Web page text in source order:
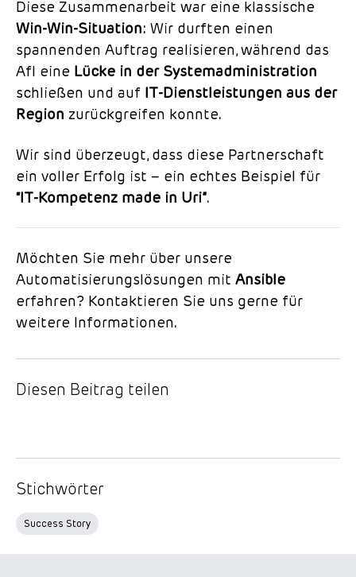
Diese Zusammenarbeit war eine klassische
Win-Win-Situation: Wir durften einen
spannenden Auftrag realisieren, während das
AfI eine Lücke in der Systemadministration
schließen und auf IT-Dienstleistungen aus der
Region zurückgreifen konnte.
Wir sind überzeugt, dass diese Partnerschaft
ein voller Erfolg ist – ein echtes Beispiel für
“IT-Kompetenz made in Uri”.
Möchten Sie mehr über unsere
Automatisierungslösungen mitAnsible
erfahren? Kontaktieren Sie uns gerne für
weitere Informationen.
Diesen Beitrag teilen
Stichwörter
Success Story